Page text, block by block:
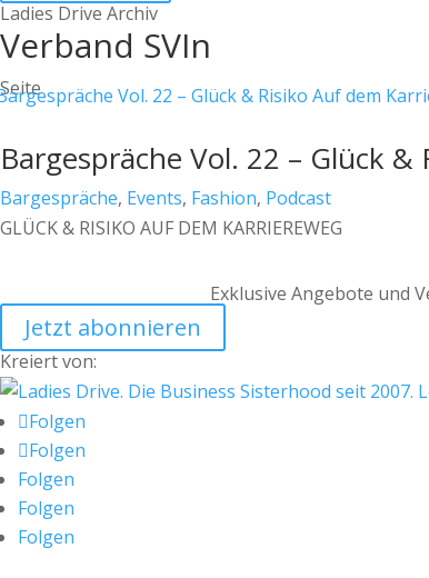
Ladies Drive Archiv
Verband SVIn
Seite
Bargespräche Vol. 22 – Glück
Bargespräche, Events, Fashion, Podcast
GLÜCK & RISIKO AUF DEM KARRIEREWEG
Exklusive Angebote und
Jetzt abonnieren
Kreiert von:
Folgen
Folgen
Folgen
Folgen
Folgen